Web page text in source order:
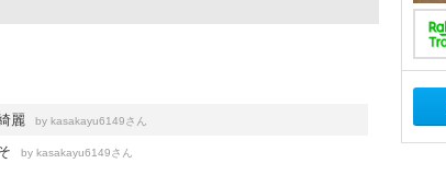
麗 by kasakayu6149さん
by kasakayu6149さん